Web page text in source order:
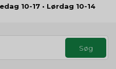
10-17 • Lørdag 10-14